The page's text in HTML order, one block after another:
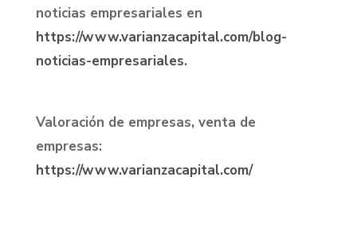
noticias empresariales en
https://www.varianzacapital.com/blog-
noticias-empresariales.
Valoración de empresas, venta de
empresas:
https://www.varianzacapital.com/